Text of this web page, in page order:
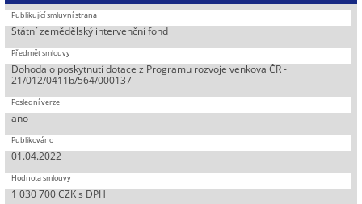
Státní zemědělský intervenční fond
Dohoda o poskytnutí dotace z Programu rozvoje venkova ČR -
21/012/0411b/564/000137
ano
01.04.2022
1 030 700 CZK s DPH